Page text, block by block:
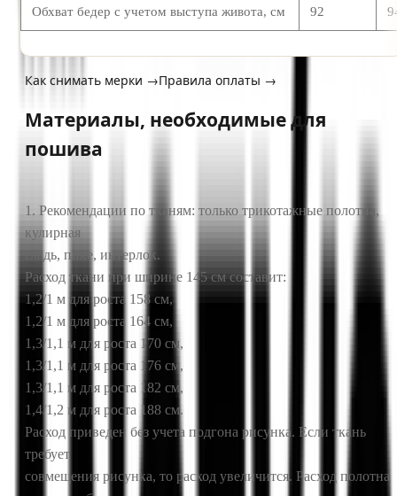
Обхват бедер с учетом выступа живота, см 92
Как снимать мерки →Правила оплаты →
Материалы, необходимые для
пошива
1. Рекомендации по тканям: только трикотажные полотна,
кулирная
гладь, пике, интерлок.
Расход ткани при ширине 145 см составит:
1,2/1 м для роста 158 см,
1,2/1 м для роста 164 см,
1,3/1,1 м для роста 170 см,
1,3/1,1 м для роста 176 см,
1,3/1,1 м для роста 182 см,
1,4/1,2 м для роста 188 см.
Расход приведен без учета подгона рисунка. Если ткань
требует
совмещения рисунка, то расход увеличится. Расход полотна